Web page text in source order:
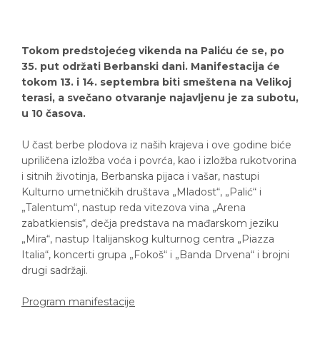
Tokom predstojećeg vikenda na Paliću će se, po
35. put održati Berbanski dani. Manifestacija će
tokom 13. i 14. septembra biti smeštena na Velikoj
terasi, a svečano otvaranje najavljenu je za subotu,
u 10 časova.
U čast berbe plodova iz naših krajeva i ove godine biće
upriličena izložba voća i povrća, kao i izložba rukotvorina
i sitnih životinja, Berbanska pijaca i vašar, nastupi
Kulturno umetničkih društava „Mladost“, „Palić“ i
„Talentum“, nastup reda vitezova vina „Arena
zabatkiensis“, dečja predstava na mađarskom jeziku
„Mira“, nastup Italijanskog kulturnog centra „Piazza
Italia“, koncerti grupa „Fokoš“ i „Banda Drvena“ i brojni
drugi sadržaji.
Program manifestacije